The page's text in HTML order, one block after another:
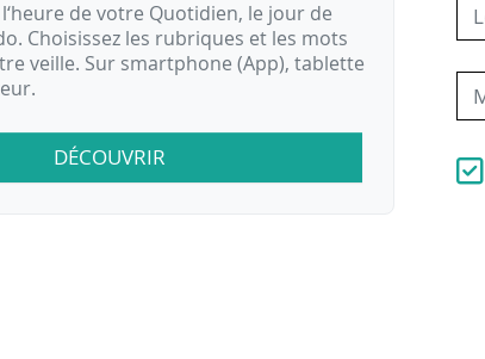
l‘heure de votre Quotidien, le jour de
Choisissez les rubriques et les mots
veille. Sur smartphone (App), tablette
DÉCOUVRIR